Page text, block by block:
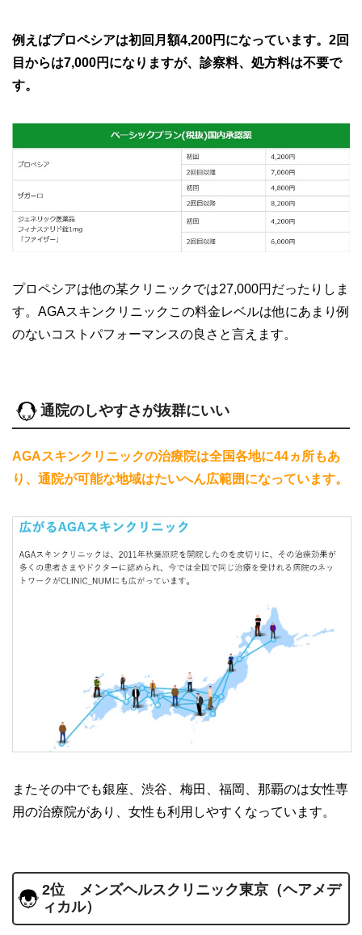
例えばプロペシアは初回月額4,200円になっています。2回
目からは7,000円になりますが、診察料、処方料は不要で
す。
プロペシアは他の某クリニックでは27,000円だったりしま
す。AGAスキンクリニックこの料金レベルは他にあまり例
のないコストパフォーマンスの良さと言えます。
通院のしやすさが抜群にいい
AGAスキンクリニックの治療院は全国各地に44ヵ所もあ
り、通院が可能な地域はたいへん広範囲になっています。
またその中でも銀座、渋谷、梅田、福岡、那覇のは女性専
用の治療院があり、女性も利用しやすくなっています。
2位 メンズヘルスクリニック東京（ヘアメデ
ィカル）